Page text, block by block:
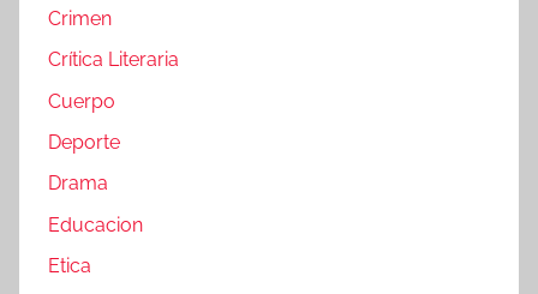
Crimen
Crítica Literaria
Cuerpo
Deporte
Drama
Educacion
Etica